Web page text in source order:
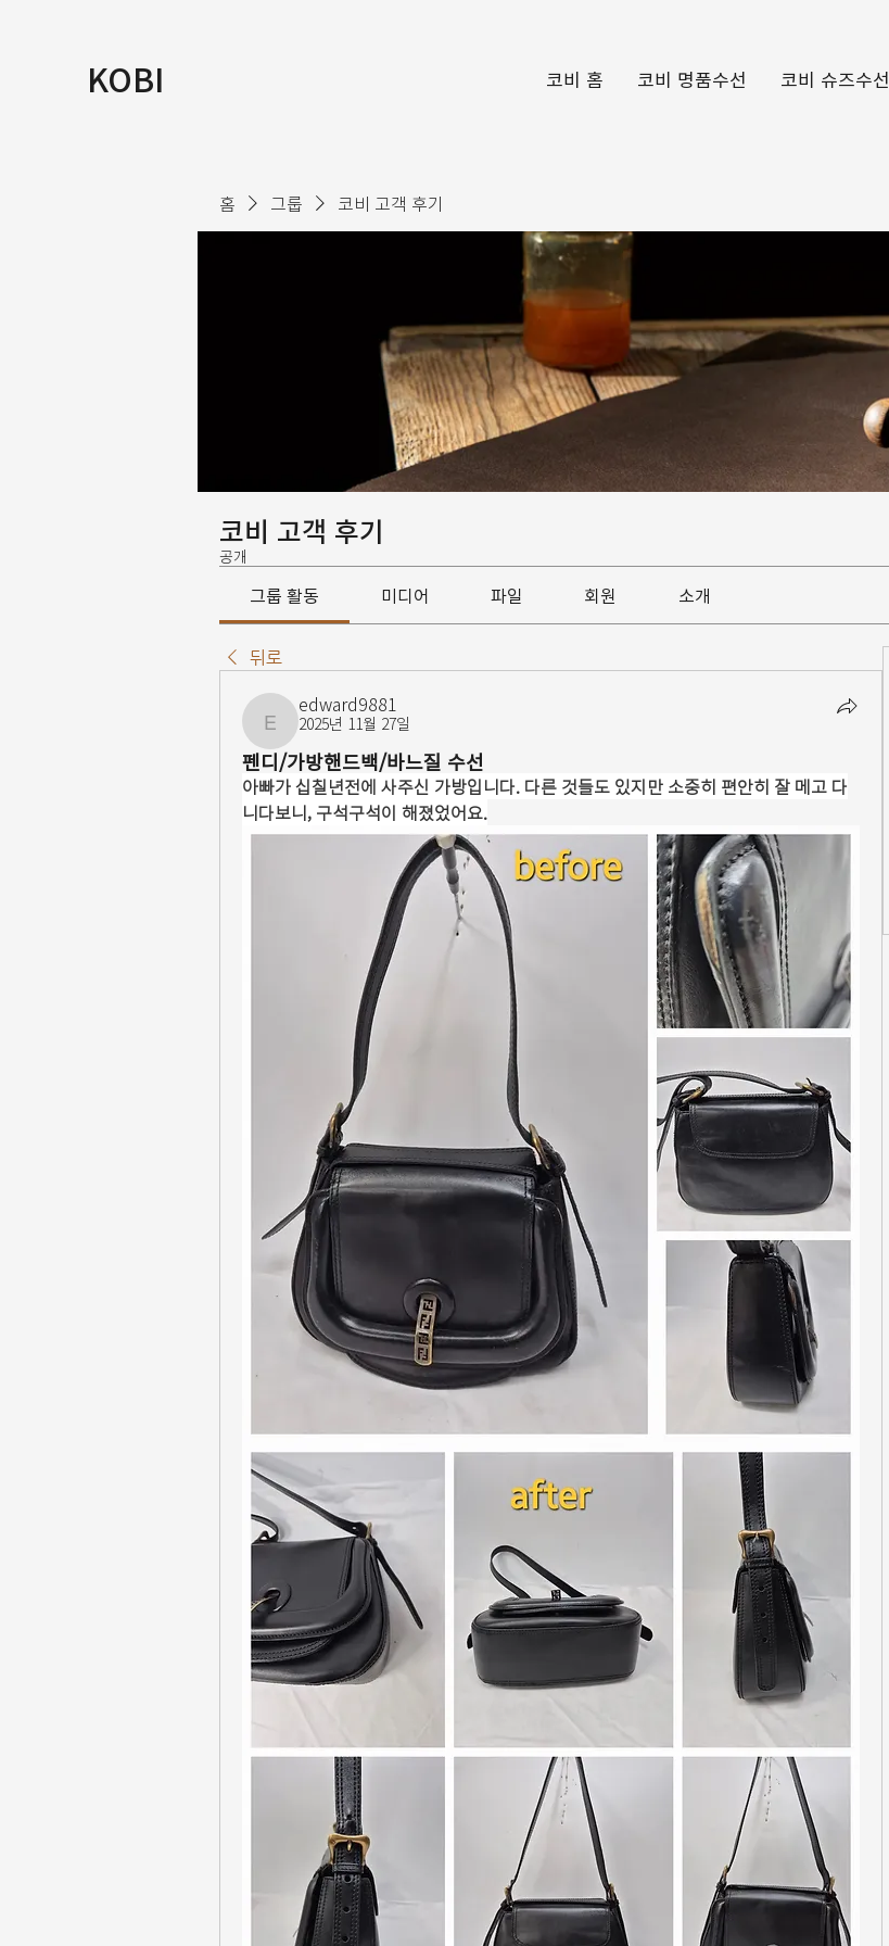
KOBI 코비 홈 코비 명품수선 코비 슈즈수선
홈 그룹 코비 고객 후기
코비 고객 후기
공개
그룹 활동 미디어 파일 회원 소개
뒤로
edward9881
edward9881
2025년 11월 27일
펜디/가방핸드백/바느질 수선
아빠가 십칠년전에 사주신 가방입니다. 다른 것들도 있지만 소중히 편안히 잘 메고 다
니다보니, 구석구석이 해졌었어요.